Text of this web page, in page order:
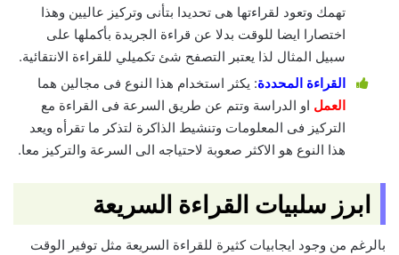
تهمك وتعود لقراءتها هى تحديدا بتأنى وتركيز عاليين وهذا
اختصارا ايضا للوقت بدلا عن قراءة الجريدة بأكملها على
سبيل المثال لذا يعتبر التصفح شئ تكميلي للقراءة الانتقائية.
القراءة المحددة: يكثر استخدام هذا النوع فى مجالين هما
العمل او الدراسة وتتم عن طريق السرعة فى القراءة مع
التركيز فى المعلومات وتنشيط الذاكرة لتذكر ما تقرأه ويعد
هذا النوع هو الاكثر صعوبة لاحتياجه الى السرعة والتركيز معا.
ابرز سلبيات القراءة السريعة
بالرغم من وجود ايجابيات كثيرة للقراءة السريعة مثل توفير الوقت